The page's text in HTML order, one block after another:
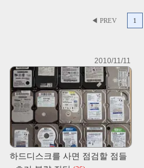
◀ PREV 1
2010/11/11
하드디스크를 사면 점검할 점들